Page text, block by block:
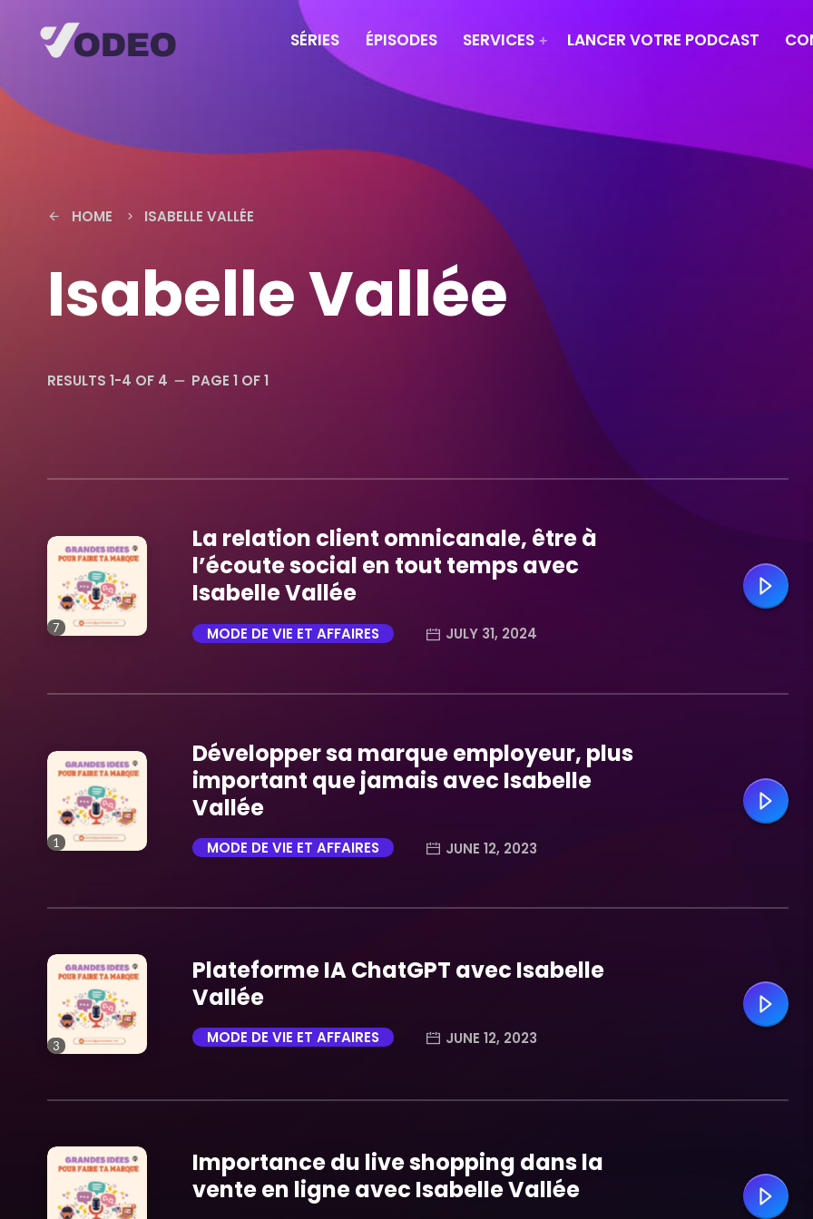
SÉRIES ÉPISODES SERVICES LANCER VOTRE PODCAST
arrow_back HOME keyboard_arrow_right ISABELLE VALLÉE
Isabelle Vallée
RESULTS 1-4 OF 4 remove PAGE 1 OF 1
7
La relation client omnicanale, être à
l’écoute social en tout temps avec
Isabelle Vallée
MODE DE VIE ET AFFAIRES JULY 31, 2024
1
Développer sa marque employeur, plus
important que jamais avec Isabelle
Vallée
MODE DE VIE ET AFFAIRES JUNE 12, 2023
3
Plateforme IA ChatGPT avec Isabelle
Vallée
MODE DE VIE ET AFFAIRES JUNE 12, 2023
Importance du live shopping dans la
vente en ligne avec Isabelle Vallée